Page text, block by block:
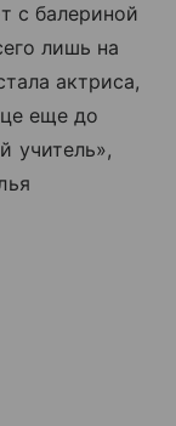
с балериной
лишь на
актриса,
еще до
учитель»,